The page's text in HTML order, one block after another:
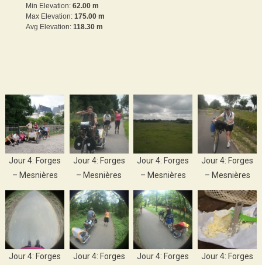
Min Elevation: 62.00 m
Max Elevation: 175.00 m
Avg Elevation: 118.30 m
Jour 4: Forges
– Mesnières
Jour 4: Forges
– Mesnières
Jour 4: Forges
– Mesnières
Jour 4: Forges
– Mesnières
Jour 4: Forges
Jour 4: Forges
Jour 4: Forges
Jour 4: Forges